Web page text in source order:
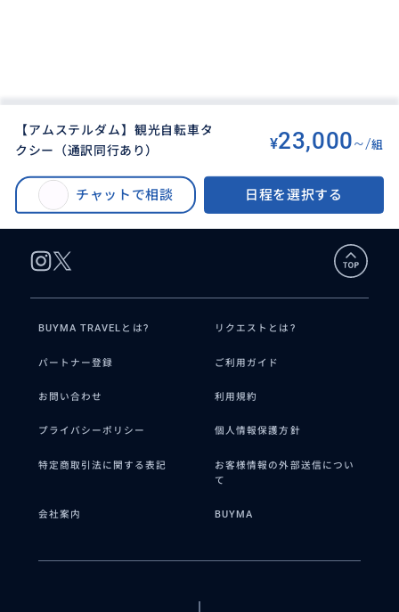
【アムステルダム】観光自転車タ
クシー（通訳同行あり）
¥23,000~/組
チャットで相談 日程を選択する
【アムステルダム】観光自転車タクシー（通訳同行あり）
BUYMA TRAVELとは? リクエストとは?
パートナー登録 ご利用ガイド
お問い合わせ 利用規約
プライバシーポリシー 個人情報保護方針
特定商取引法に関する表記
お客様情報の外部送信につい
て
会社案内 BUYMA